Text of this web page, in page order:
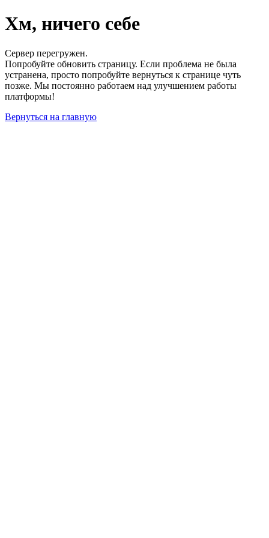
Хм, ничего себе
Сервер перегружен.
Попробуйте обновить страницу. Если проблема не была
устранена, просто попробуйте вернуться к странице чуть
позже. Мы постоянно работаем над улучшением работы
платформы!
Вернуться на главную